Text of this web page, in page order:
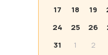
17
18 19
24
25 26
31
1 2